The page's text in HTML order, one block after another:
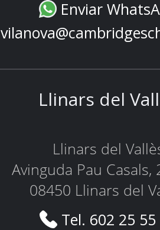
Enviar
Llinars del
Llinars del
Avinguda Pau Casals,
08450 Llinars del
Tel. 602 25